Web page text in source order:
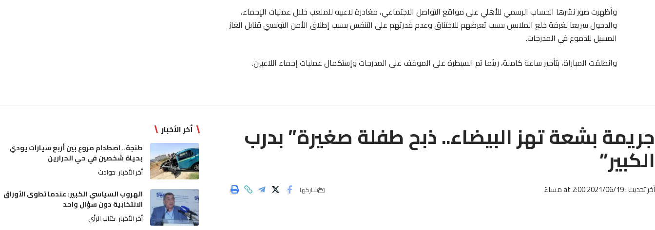
وأظهرت صور نشرها الحساب الرسمي للأهلي على مواقع التواصل الاجتماعي، مغادرة لاعبيه للملعب خلال عمليات الإحماء،
والدخول سريعا لغرفة خلع الملابس بسبب تعرضهم للاختناق وعدم قدرتهم على التنفس بسبب إطلاق الأمن التونسي قنابل الغاز
المسيل للدموع في المدرجات.
وانطلقت المباراة، بتأخير ساعة كاملة، ريثما تم السيطرة على الموقف على المدرجات وإستكمال عمليات إحماء اللاعبين.
جريمة بشعة تهز البيضاء.. ذبح طفلة صغيرة” بدرب
الكبير”
أخر تحديث : 2021/06/19 at 2:00 مساءً شاركها
أخر الأخبار
طنجة.. اصطدام مروع بين أربع سيارات يودي
بحياة شخصين في حي الحرارين
أخر الأخبار حوادث
الهروب السياسي الكبير: عندما تطوى الأوراق
الانتخابية دون سؤال واحد
أخر الأخبار كتاب الرأي